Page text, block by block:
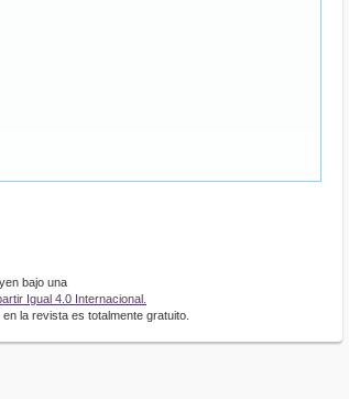
bajo una
Igual 4.0 Internacional.
la revista es totalmente gratuito.